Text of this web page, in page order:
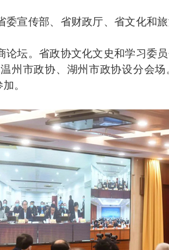
委宣传部、省财政厅、省文化和
坛。省政协文化文史和学习委
州市政协、湖州市政协设分会
。